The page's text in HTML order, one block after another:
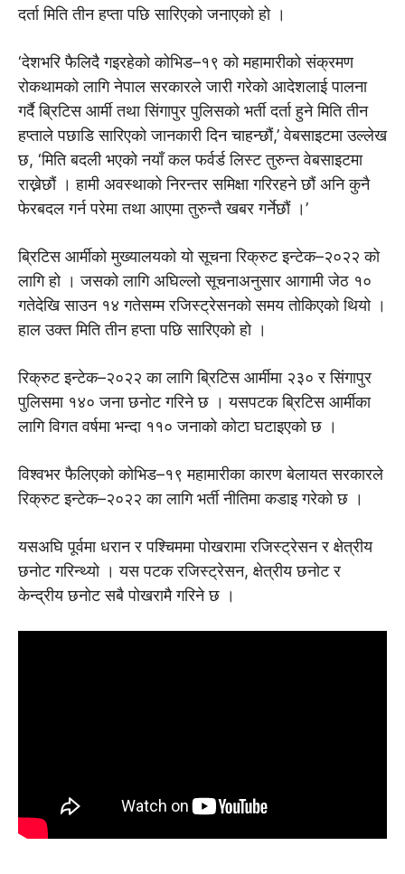
दर्ता मिति तीन हप्ता पछि सारिएको जनाएको हो ।
‘देशभरि फैलिदै गइरहेको कोभिड–१९ को महामारीको संक्रमण
रोकथामको लागि नेपाल सरकारले जारी गरेको आदेशलाई पालना
गर्दै ब्रिटिस आर्मी तथा सिंगापुर पुलिसको भर्ती दर्ता हुने मिति तीन
हप्ताले पछाडि सारिएको जानकारी दिन चाहन्छौं,’ वेबसाइटमा उल्लेख
छ, ‘मिति बदली भएको नयाँ कल फर्वर्ड लिस्ट तुरुन्त वेबसाइटमा
राख्नेछौं । हामी अवस्थाको निरन्तर समिक्षा गरिरहने छौं अनि कुनै
फेरबदल गर्न परेमा तथा आएमा तुरुन्तै खबर गर्नेछाैं ।’
ब्रिटिस आर्मीको मुख्यालयको यो सूचना रिक्रुट इन्टेक–२०२२ को
लागि हो । जसको लागि अघिल्लो सूचनाअनुसार आगामी जेठ १०
गतेदेखि साउन १४ गतेसम्म रजिस्ट्रेसनको समय तोकिएको थियो ।
हाल उक्त मिति तीन हप्ता पछि सारिएको हो ।
रिक्रुट इन्टेक–२०२२ का लागि ब्रिटिस आर्मीमा २३० र सिंगापुर
पुलिसमा १४० जना छनोट गरिने छ । यसपटक ब्रिटिस आर्मीका
लागि विगत वर्षमा भन्दा ११० जनाको कोटा घटाइएको छ ।
विश्वभर फैलिएको कोभिड–१९ महामारीका कारण बेलायत सरकारले
रिक्रुट इन्टेक–२०२२ का लागि भर्ती नीतिमा कडाइ गरेको छ ।
यसअघि पूर्वमा धरान र पश्चिममा पोखरामा रजिस्ट्रेसन र क्षेत्रीय
छनोट गरिन्थ्यो । यस पटक रजिस्ट्रेसन, क्षेत्रीय छनोट र
केन्द्रीय छनोट सबै पोखरामै गरिने छ ।